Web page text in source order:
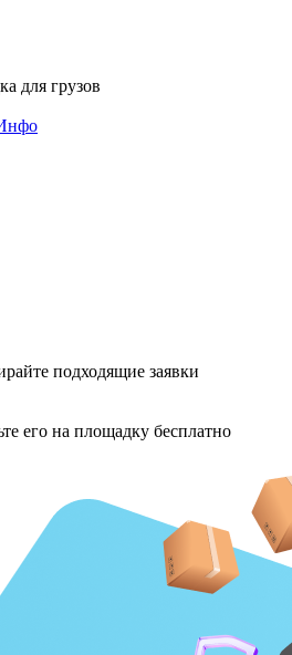
для грузов
подходящие заявки
его на площадку бесплатно